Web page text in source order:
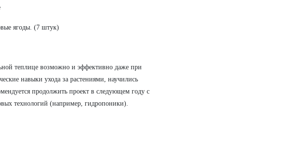
ягоды. (7 штук)
теплице возможно и эффективно даже при
навыки ухода за растениями, научились
продолжить проект в следующем году с
технологий (например, гидропоники).